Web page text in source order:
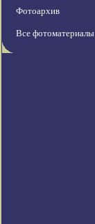
Фотоархив
Все фотоматериалы